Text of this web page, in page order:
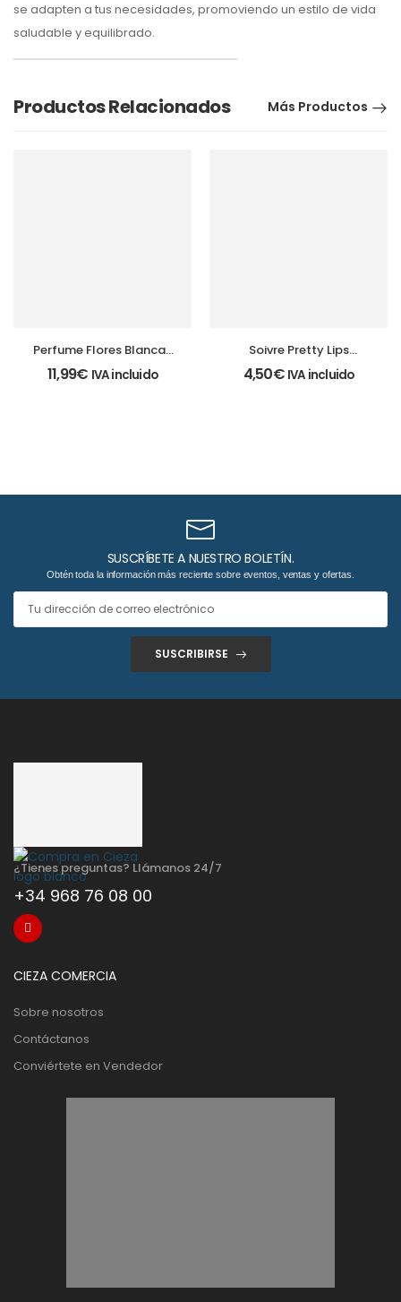
se adapten a tus necesidades, promoviendo un estilo de vida
saludable y equilibrado.
Productos Relacionados Más Productos
Perfume Flores Blancas
150ml + Body Milk 230
ml.
11,99€ IVA incluido
Soivre Pretty Lips
hidratación y volumen
4,50€ IVA incluido
SUSCRÍBETE A NUESTRO BOLETÍN.
Obtén toda la información más reciente sobre eventos, ventas y ofertas.
SUSCRIBIRSE
¿Tienes preguntas? Llámanos 24/7
+34 968 76 08 00
CIEZA COMERCIA
Sobre nosotros
Contáctanos
Conviértete en Vendedor